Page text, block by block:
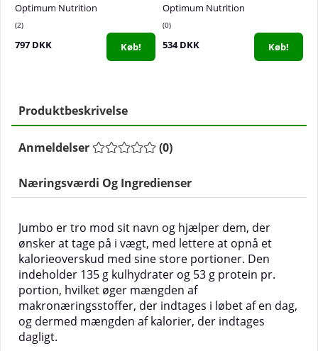
Optimum Nutrition
2
797 DKK Køb!
Optimum Nutrition
0
534 DKK Køb!
Produktbeskrivelse
Anmeldelser (0)
Næringsværdi Og Ingredienser
Jumbo er tro mod sit navn og hjælper dem, der
ønsker at tage på i vægt, med lettere at opnå et
kalorieoverskud med sine store portioner. Den
indeholder 135 g kulhydrater og 53 g protein pr.
portion, hvilket øger mængden af
makronæringsstoffer, der indtages i løbet af en dag,
og dermed mængden af kalorier, der indtages
dagligt.